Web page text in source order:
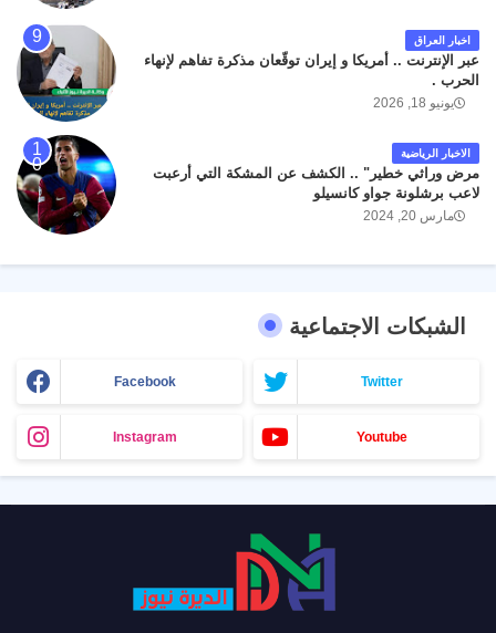
اخبار العراق
عبر الإنترنت .. أمريكا و إيران توقّعان مذكرة تفاهم لإنهاء
الحرب .
يونيو 18, 2026
الاخبار الرياضية
مرض وراثي خطير" .. الكشف عن المشكة التي أرعبت
لاعب برشلونة جواو كانسيلو
مارس 20, 2024
الشبكات الاجتماعية
Facebook Twitter
Instagram Youtube